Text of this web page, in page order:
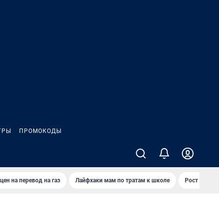
ПРОМОКОДЫ
на перевод на газ Лайфхаки мам по тратам к школе Рост цен на